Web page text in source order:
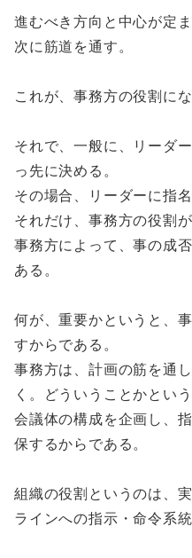
進むべき方向と中心が定ま
次に筋道を通す。
これが、事務方の役割にな
それで、一般に、リーダ
っ先に決める。
その場合、リーダーに指
それだけ、事務方の役割が
事務方によって、事の成
ある。
何が、重要かというと、
すからである。
事務方は、計画の筋を通
く。どういうことかとい
会議体の構成を企画し、
保するからである。
組織の役割というのは、
ラインへの指示・命令系